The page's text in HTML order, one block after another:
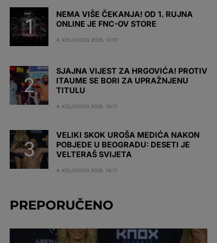
NEMA VIŠE ČEKANJA! OD 1. RUJNA
ONLINE JE FNC-OV STORE
4. KOLOVOZA 2026. 12:07
SJAJNA VIJEST ZA HRGOVIĆA! PROTIV
ITAUME SE BORI ZA UPRAŽNJENU
TITULU
4. KOLOVOZA 2026. 10:11
VELIKI SKOK UROŠA MEDIĆA NAKON
POBJEDE U BEOGRADU: DESETI JE
VELTERAŠ SVIJETA
4. KOLOVOZA 2026. 16:11
PREPORUČENO